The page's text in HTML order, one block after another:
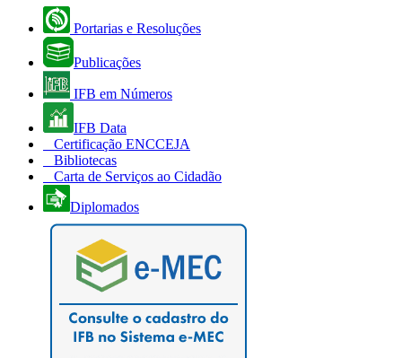
Portarias e Resoluções
Publicações
IFB em Números
IFB Data
Certificação ENCCEJA
Bibliotecas
Carta de Serviços ao Cidadão
Diplomados